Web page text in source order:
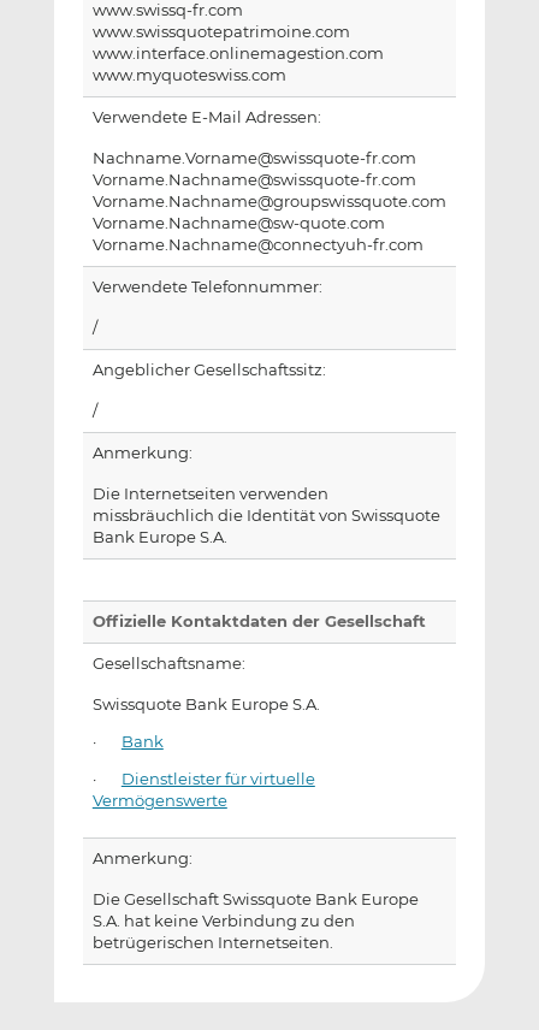
www.swissq-fr.com
www.swissquotepatrimoine.com
www.interface.onlinemagestion.com
www.myquoteswiss.com
Verwendete E-Mail Adressen:
Nachname.Vorname@swissquote-fr.com
Vorname.Nachname@swissquote-fr.com
Vorname.Nachname@groupswissquote.com
Vorname.Nachname@sw-quote.com
Vorname.Nachname@connectyuh-fr.com
Verwendete Telefonnummer:
/
Angeblicher Gesellschaftssitz:
/
Anmerkung:
Die Internetseiten verwenden
missbräuchlich die Identität von Swissquote
Bank Europe S.A.
Offizielle Kontaktdaten der Gesellschaft
Gesellschaftsname:
Swissquote Bank Europe S.A.
· Bank
· Dienstleister für virtuelle
Vermögenswerte
Anmerkung:
Die Gesellschaft Swissquote Bank Europe
S.A. hat keine Verbindung zu den
betrügerischen Internetseiten.